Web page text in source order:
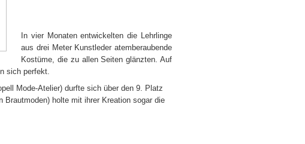
In vier Monaten entwickelten die Lehrlinge
aus drei Meter Kunstleder atemberaubende
Kostüme, die zu allen Seiten glänzten. Auf
sich perfekt.
Mode-Atelier) durfte sich über den 9. Platz
holte mit ihrer Kreation sogar die